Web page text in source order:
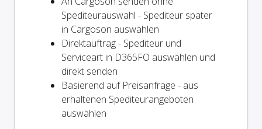
Spediteurauswahl - Spediteur später
in Cargoson auswählen
Direktauftrag - Spediteur und
Serviceart in D365FO auswählen und
direkt senden
Basierend auf Preisanfrage - aus
erhaltenen Spediteurangeboten
auswählen